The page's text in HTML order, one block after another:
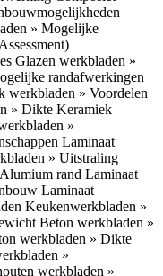
» Mogelijke
Glazen werkbladen »
randafwerkingen
werkbladen » Voordelen
» Dikte Keramiek
»
Laminaat
» Uitstraling
rand Laminaat
Laminaat
Keukenwerkbladen »
Beton werkbladen »
werkbladen » Dikte
»
werkbladen »